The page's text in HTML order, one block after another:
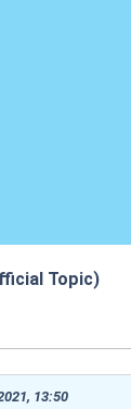
Topic)
13:50